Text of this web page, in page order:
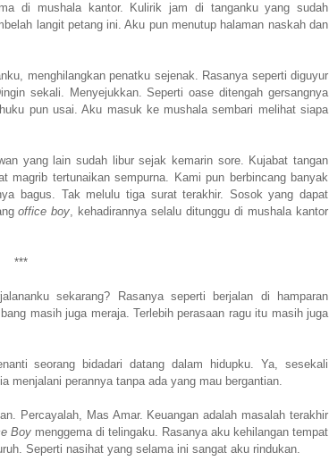
di mushala kantor. Kulirik jam di tanganku yang sudah
langit petang ini. Aku pun menutup halaman naskah dan
menghilangkan penatku sejenak. Rasanya seperti diguyur
sekali. Menyejukkan. Seperti oase ditengah gersangnya
pun usai. Aku masuk ke mushala sembari melihat siapa
yang lain sudah libur sejak kemarin sore. Kujabat tangan
magrib tertunaikan sempurna. Kami pun berbincang banyak
bagus. Tak melulu tiga surat terakhir. Sosok yang dapat
office boy, kehadirannya selalu ditunggu di mushala kantor
***
sekarang? Rasanya seperti berjalan di hamparan
masih juga meraja. Terlebih perasaan ragu itu masih juga
seorang bidadari datang dalam hidupku. Ya, sesekali
menjalani perannya tanpa ada yang mau bergantian.
Percayalah, Mas Amar. Keuangan adalah masalah terakhir
Boymenggema di telingaku. Rasanya aku kehilangan tempat
Seperti nasihat yang selama ini sangat aku rindukan.